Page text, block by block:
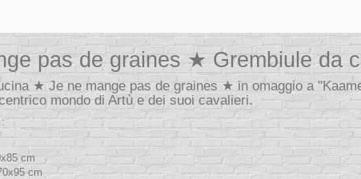
pas de graines ★ Grembiule da
★ Je ne mange pas de graines ★ in omaggio a
mondo di Artù e dei suoi cavalieri.
cm
cm